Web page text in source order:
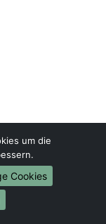
um die
Cookies